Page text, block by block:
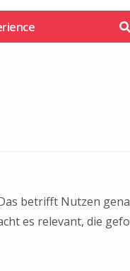
betrifft Nutzen
es relevant, die